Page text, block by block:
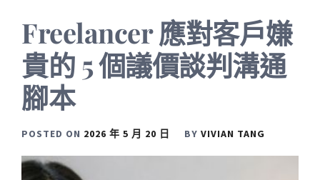
Freelancer 應對客戶嫌
貴的 5 個議價談判溝通
腳本
POSTED ON 2026 年 5 月 20 日 BY VIVIAN TANG